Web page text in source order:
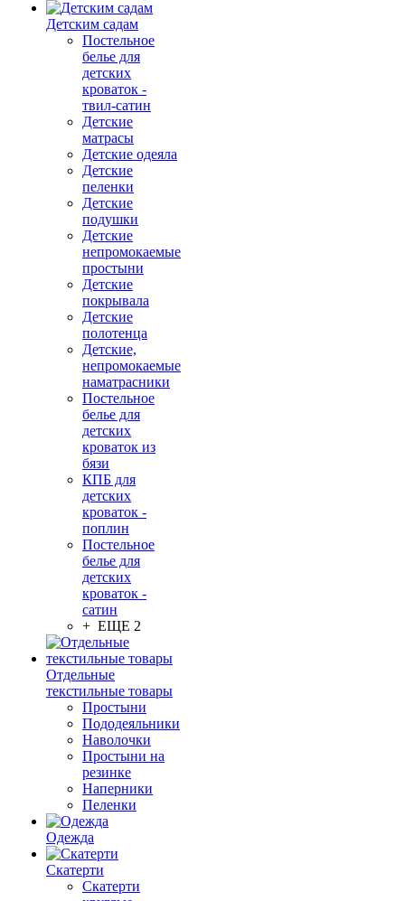
Детским садам
Постельное
белье для
детских
кроваток -
твил-сатин
Детские
матрасы
Детские одеяла
Детские
пеленки
Детские
подушки
Детские
непромокаемые
простыни
Детские
покрывала
Детские
полотенца
Детские,
непромокаемые
наматрасники
Постельное
белье для
детских
кроваток из
бязи
КПБ для
детских
кроваток -
поплин
Постельное
белье для
детских
кроваток -
сатин
+ ЕЩЕ 2
Отдельные
текстильные товары
Простыни
Пододеяльники
Наволочки
Простыни на
резинке
Наперники
Пеленки
Одежда
Скатерти
Скатерти